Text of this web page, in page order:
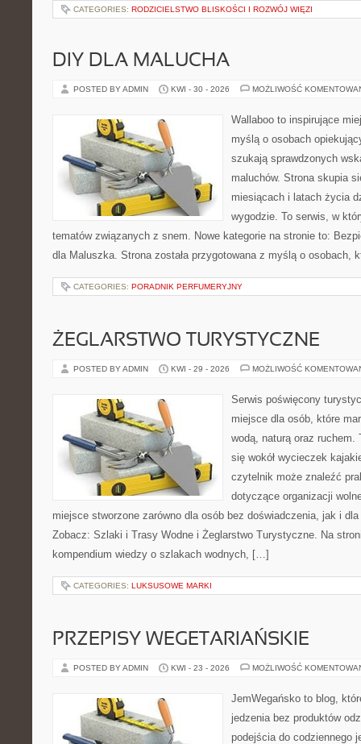
CATEGORIES: RODZICIELSTWO BLISKOŚCI I ROZWÓJ WIĘZI
DIY DLA MALUCHA
POSTED BY ADMIN KWI - 30 - 2026 MOŻLIWOŚĆ
Wallaboo to inspirujące
myślą o osobach
szukają sprawdzonych
maluchów. Strona skupia
miesiącach i latach życia
wygodzie. To serwis, w
tematów związanych z snem. Nowe kategorie na stronie to:
dla Maluszka. Strona została przygotowana z myślą o osobach,
CATEGORIES: PORADNIK PERFUMERYJNY
ŻEGLARSTWO TURYSTYCZNE
POSTED BY ADMIN KWI - 29 - 2026 MOŻLIWOŚĆ
Serwis poświęcony
miejsce dla osób, które
wodą, naturą oraz ruchem.
się wokół wycieczek
czytelnik może znaleźć
dotyczące organizacji
miejsce stworzone zarówno dla osób bez doświadczenia, jak i
Zobacz: Szlaki i Trasy Wodne i Żeglarstwo Turystyczne. Na
kompendium wiedzy o szlakach wodnych, […]
CATEGORIES: LUKSUSOWE MARKI
PRZEPISY WEGETARIAŃSKIE
POSTED BY ADMIN KWI - 23 - 2026 MOŻLIWOŚĆ
JemWegańsko to blog,
jedzenia bez produktów
podejścia do codziennego